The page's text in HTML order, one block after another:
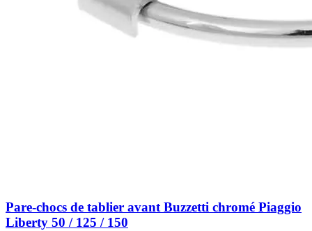
Pare-chocs de tablier avant Buzzetti chromé Piaggio
Liberty 50 / 125 / 150